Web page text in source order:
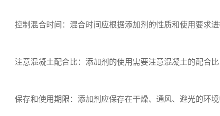
控制混合时间：混合时间应根据添加剂的性质和使用要求
注意混凝土配合比：添加剂的使用需要注意混凝土的配合
保存和使用期限：添加剂应保存在干燥、通风、避光的环